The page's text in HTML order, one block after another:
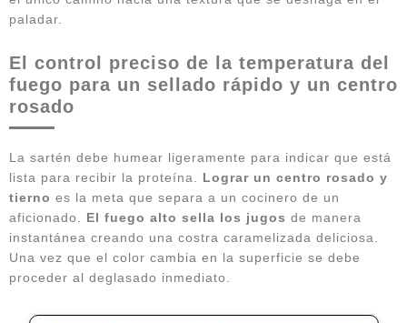
paladar.
El control preciso de la temperatura del
fuego para un sellado rápido y un centro
rosado
La sartén debe humear ligeramente para indicar que está
lista para recibir la proteína. Lograr un centro rosado y
tierno es la meta que separa a un cocinero de un
aficionado. El fuego alto sella los jugos de manera
instantánea creando una costra caramelizada deliciosa.
Una vez que el color cambia en la superficie se debe
proceder al deglasado inmediato.